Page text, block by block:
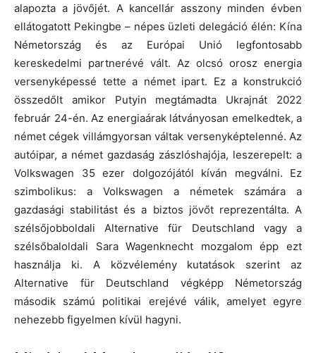
alapozta a jövőjét. A kancellár asszony minden évben
ellátogatott Pekingbe – népes üzleti delegáció élén: Kína
Németország és az Európai Unió legfontosabb
kereskedelmi partnerévé vált. Az olcsó orosz energia
versenyképessé tette a német ipart. Ez a konstrukció
összedőlt amikor Putyin megtámadta Ukrajnát 2022
február 24-én. Az energiaárak látványosan emelkedtek, a
német cégek villámgyorsan váltak versenyképtelenné. Az
autóipar, a német gazdaság zászlóshajója, leszerepelt: a
Volkswagen 35 ezer dolgozójától kíván megválni. Ez
szimbolikus: a Volkswagen a németek számára a
gazdasági stabilitást és a biztos jövőt reprezentálta. A
szélsőjobboldali Alternative für Deutschland vagy a
szélsőbaloldali Sara Wagenknecht mozgalom épp ezt
használja ki. A közvélemény kutatások szerint az
Alternative für Deutschland végképp Németország
második számú politikai erejévé válik, amelyet egyre
nehezebb figyelmen kívül hagyni.